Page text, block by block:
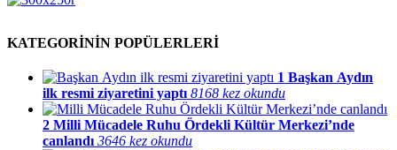
KATEGORİNİN POPÜLERLERİ
1 Başkan Aydın
ilk resmi ziyaretini yaptı 8168 kez okundu
2 Milli Mücadele Ruhu Ördekli Kültür Merkezi’nde
canlandı 3646 kez okundu